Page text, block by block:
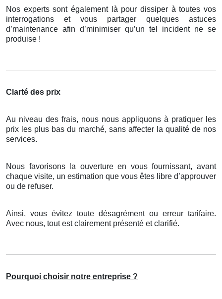
Nos experts sont également là pour dissiper à toutes vos
interrogations et vous partager quelques astuces
d’maintenance afin d’minimiser qu’un tel incident ne se
produise !
Clarté des prix
Au niveau des frais, nous nous appliquons à pratiquer les
prix les plus bas du marché, sans affecter la qualité de nos
services.
Nous favorisons la ouverture en vous fournissant, avant
chaque visite, un estimation que vous êtes libre d’approuver
ou de refuser.
Ainsi, vous évitez toute désagrément ou erreur tarifaire.
Avec nous, tout est clairement présenté et clarifié.
Pourquoi choisir notre entreprise ?